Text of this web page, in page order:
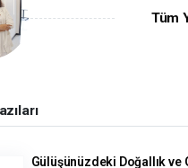
Tüm
Gülüşünüzdeki Doğallık ve